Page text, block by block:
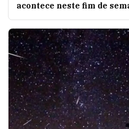
acontece neste fim de